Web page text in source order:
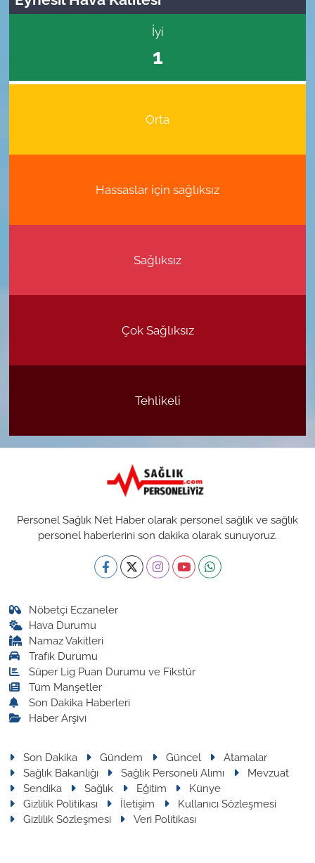
İyi
1
Orta
Hassaslar için sağlıksız
Sağlıksız
Çok Sağlıksız
Tehlikeli
Personel Sağlık Net Haber olarak personel sağlık ve sağlık
personel haberlerini son dakika olarak sunuyoruz.
Nöbetçi Eczaneler
Hava Durumu
Namaz Vakitleri
Trafik Durumu
Süper Lig Puan Durumu ve Fikstür
Tüm Manşetler
Son Dakika Haberleri
Haber Arşivi
Son Dakika Gündem Güncel
Atamalar
Sağlık Bakanlığı
Sağlık Personeli Alımı
Mevzuat
Sendika
Sağlık Eğitim
Künye
Gizlilik Politikası
İletişim
Kullanıcı Sözleşmesi
Gizlilik Sözleşmesi
Veri Politikası